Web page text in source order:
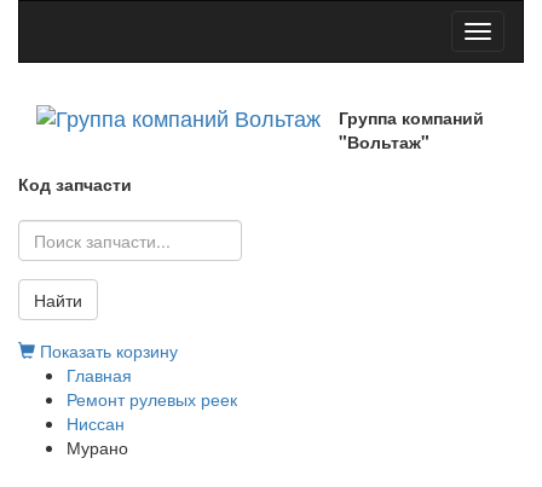
Toggle
Группа компаний
"Вольтаж"
Код запчасти
Найти
Показать корзину
Главная
Ремонт рулевых реек
Ниссан
Мурано